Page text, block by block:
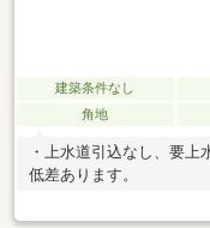
建築条件なし
角地
・上水道引込なし、要
低差あります。